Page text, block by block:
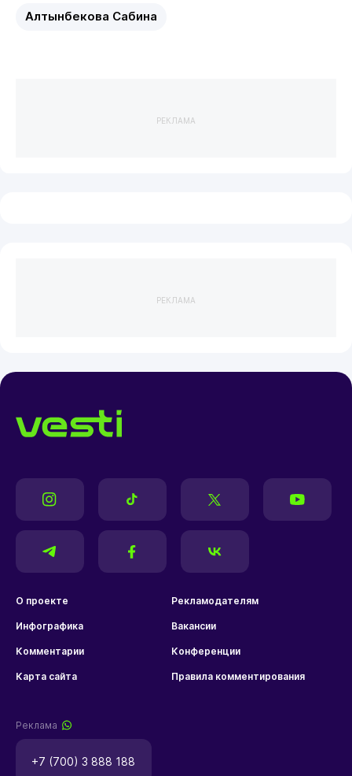
Алтынбекова Сабина
РЕКЛАМА
РЕКЛАМА
О проекте Рекламодателям
Инфографика Вакансии
Комментарии Конференции
Карта сайта Правила комментирования
Реклама
+7 (700) 3 888 188